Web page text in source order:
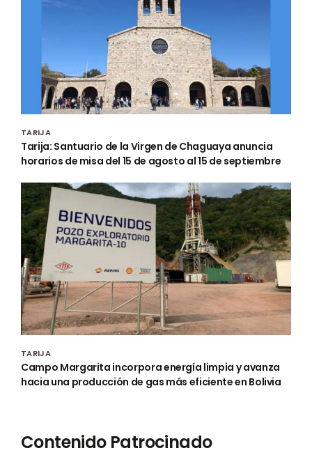
TARIJA
Tarija: Santuario de la Virgen de Chaguaya anuncia
horarios de misa del 15 de agosto al 15 de septiembre
TARIJA
Campo Margarita incorpora energía limpia y avanza
hacia una producción de gas más eficiente en Bolivia
Contenido Patrocinado